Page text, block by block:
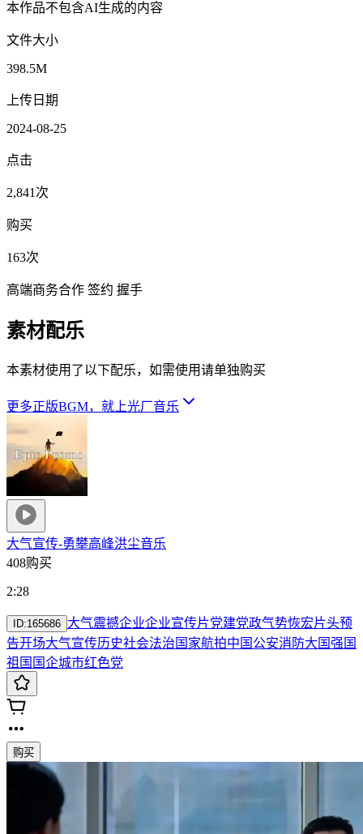
本作品不包含AI生成的内容
文件大小
398.5M
上传日期
2024-08-25
点击
2,841次
购买
163次
高端商务合作 签约 握手
素材配乐
本素材使用了以下配乐，如需使用请单独购买
更多正版BGM，就上光厂音乐
大气宣传-勇攀高峰洪尘音乐
408购买
2:28
ID:165686 大气震撼企业企业宣传片党建党政气势恢宏片头预
告开场大气宣传历史社会法治国家航拍中国公安消防大国强国
祖国国企城市红色党
购买